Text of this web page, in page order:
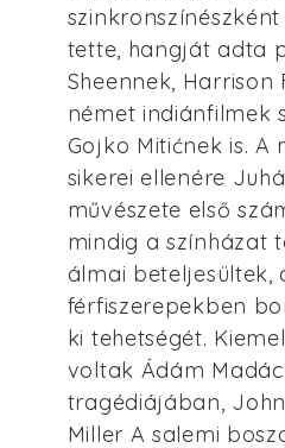
tette, hangját adta
Sheennek, Harrison
német indiánfilmek
Gojko Mitićnek is. A
sikerei ellenére
művészete első
mindig a színházat
álmai beteljesültek,
férfiszerepekben
ki tehetségét.
voltak Ádám
tragédiájában,
Miller A salemi